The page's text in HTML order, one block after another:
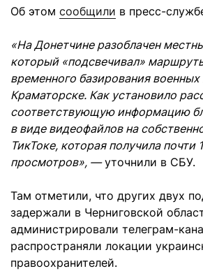
Об этом сообщили в пресс-
«На Донетчине разоблачен
который «подсвечивал»
временного базирования военных
Краматорске. Как установило
соответствующую информацию
в виде видеофайлов на
ТикТоке, которая получила почти
просмотров», —уточнили в СБУ.
Там отметили, что других двух
задержали в Черниговской
администрировали телеграм-
распространяли локации
правоохранителей.